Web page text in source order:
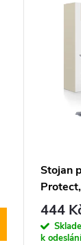
Stojan
444
k